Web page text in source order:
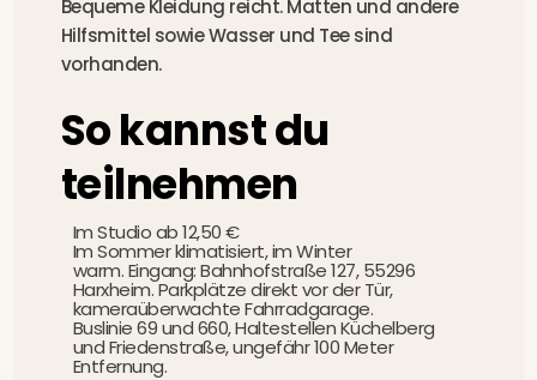
Bequeme Kleidung reicht. Matten und andere
Hilfsmittel sowie Wasser und Tee sind
vorhanden.
So kannst du
teilnehmen
Im Studio ab 12,50 €
Im Sommer klimatisiert, im Winter
warm. Eingang: Bahnhofstraße 127, 55296
Harxheim.Parkplätze direkt vor der Tür,
kameraüberwachte Fahrradgarage.
Buslinie 69 und 660, Haltestellen Küchelberg
und Friedenstraße, ungefähr 100 Meter
Entfernung.